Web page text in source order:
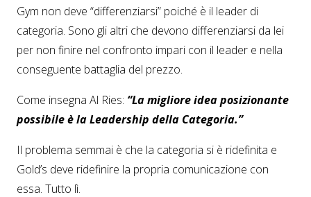
Gym non deve “differenziarsi” poiché è il leader di
categoria. Sono gli altri che devono differenziarsi da lei
per non finire nel confronto impari con il leader e nella
conseguente battaglia del prezzo.
Come insegna Al Ries: “La migliore idea posizionante
possibile è la Leadership della Categoria.”
Il problema semmai è che la categoria si è ridefinita e
Gold’s deve ridefinire la propria comunicazione con
essa. Tutto lì.